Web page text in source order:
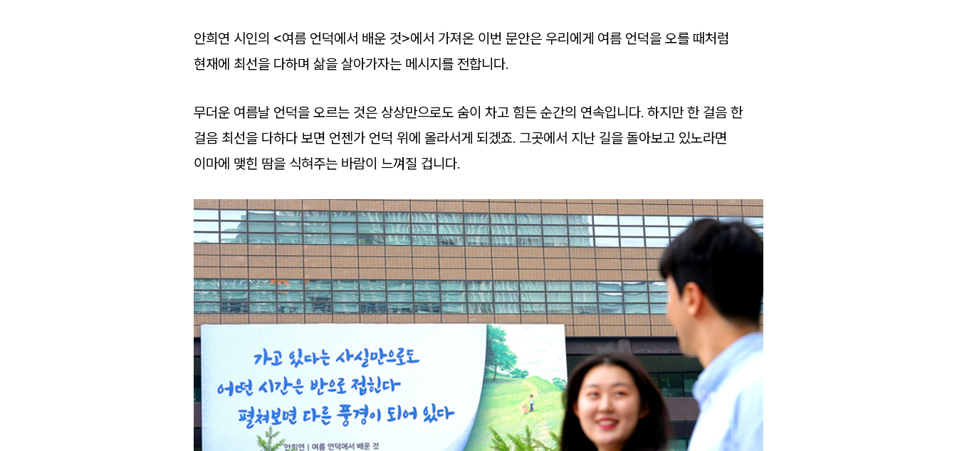
안희연 시인의 <여름 언덕에서 배운 것>에서 가져온 이번 문안은 우리에게 여름 언덕을 오를 때처럼
현재에 최선을 다하며 삶을 살아가자는 메시지를 전합니다.
무더운 여름날 언덕을 오르는 것은 상상만으로도 숨이 차고 힘든 순간의 연속입니다. 하지만 한 걸음 한
걸음 최선을 다하다 보면 언젠가 언덕 위에 올라서게 되겠죠. 그곳에서 지난 길을 돌아보고 있노라면
이마에 맺힌 땀을 식혀주는 바람이 느껴질 겁니다.